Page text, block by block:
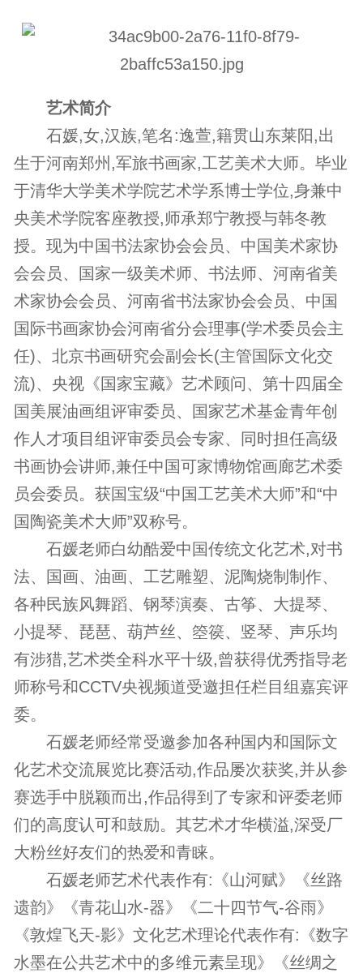
艺术简介
石媛,女,汉族,笔名:逸萱,籍贯山东莱阳,出
生于河南郑州,军旅书画家,工艺美术大师。毕业
于清华大学美术学院艺术学系博士学位,身兼中
央美术学院客座教授,师承郑宁教授与韩冬教
授。现为中国书法家协会会员、中国美术家协
会会员、国家一级美术师、书法师、河南省美
术家协会会员、河南省书法家协会会员、中国
国际书画家协会河南省分会理事(学术委员会主
任)、北京书画研究会副会长(主管国际文化交
流)、央视《国家宝藏》艺术顾问、第十四届全
国美展油画组评审委员、国家艺术基金青年创
作人才项目组评审委员会专家、同时担任高级
书画协会讲师,兼任中国可家博物馆画廊艺术委
员会委员。获国宝级“中国工艺美术大师”和“中
国陶瓷美术大师”双称号。
石媛老师白幼酷爱中国传统文化艺术,对书
法、国画、 油画、工艺雕塑、泥陶烧制制作、
各种民族风舞蹈、钢琴演奏、古筝、大提琴、
小提琴、琵琶、葫芦丝、箜篌、竖琴、声乐均
有涉猎,艺术类全科水平十级,曾获得优秀指导老
师称号和CCTV央视频道受邀担任栏目组嘉宾评
委。
石媛老师经常受邀参加各种国内和国际文
化艺术交流展览比赛活动,作品屡次获奖,并从参
赛选手中脱颖而出,作品得到了专家和评委老师
们的高度认可和鼓励。其艺术才华横溢,深受厂
大粉丝好友们的热爱和青睐。
石媛老师艺术代表作有:《山河赋》《丝路
遗韵》《青花山水-器》《二十四节气-谷雨》
《敦煌飞天-影》文化艺术理论代表作有:《数字
水墨在公共艺术中的多维元素呈现》《丝绸之